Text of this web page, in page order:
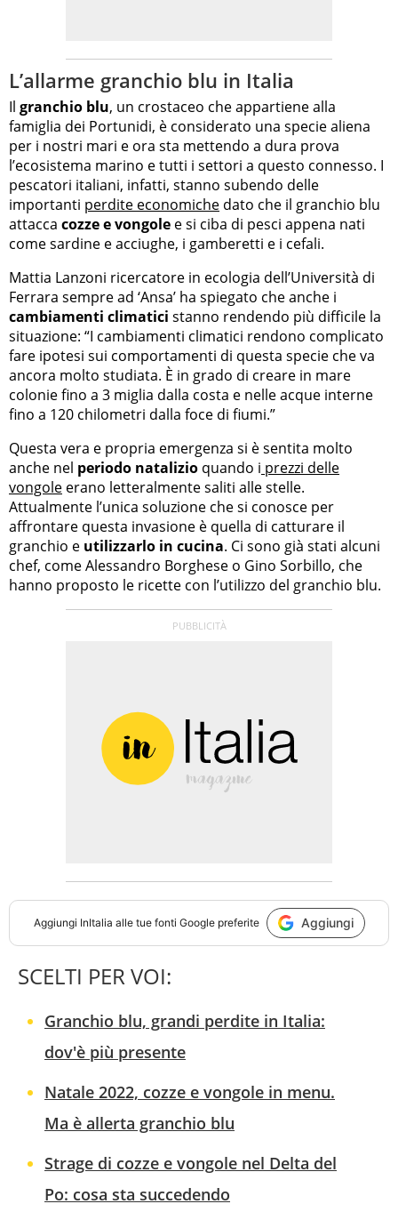
L’allarme granchio blu in Italia
Il granchio blu, un crostaceo che appartiene alla
famiglia dei Portunidi, è considerato una specie aliena
per i nostri mari e ora sta mettendo a dura prova
l’ecosistema marino e tutti i settori a questo connesso. I
pescatori italiani, infatti, stanno subendo delle
importanti perdite economiche dato che il granchio blu
attacca cozze e vongole e si ciba di pesci appena nati
come sardine e acciughe, i gamberetti e i cefali.
Mattia Lanzoni ricercatore in ecologia dell’Università di
Ferrara sempre ad ‘Ansa’ ha spiegato che anche i
cambiamenti climatici stanno rendendo più difficile la
situazione: “I cambiamenti climatici rendono complicato
fare ipotesi sui comportamenti di questa specie che va
ancora molto studiata. È in grado di creare in mare
colonie fino a 3 miglia dalla costa e nelle acque interne
fino a 120 chilometri dalla foce di fiumi.”
Questa vera e propria emergenza si è sentita molto
anche nel periodo natalizio quando i prezzi delle
vongole erano letteralmente saliti alle stelle.
Attualmente l’unica soluzione che si conosce per
affrontare questa invasione è quella di catturare il
granchio e utilizzarlo in cucina. Ci sono già stati alcuni
chef, come Alessandro Borghese o Gino Sorbillo, che
hanno proposto le ricette con l’utilizzo del granchio blu.
Aggiungi InItalia alle tue fonti Google preferite Aggiungi
SCELTI PER VOI:
Granchio blu, grandi perdite in Italia:
dov'è più presente
Natale 2022, cozze e vongole in menu.
Ma è allerta granchio blu
Strage di cozze e vongole nel Delta del
Po: cosa sta succedendo